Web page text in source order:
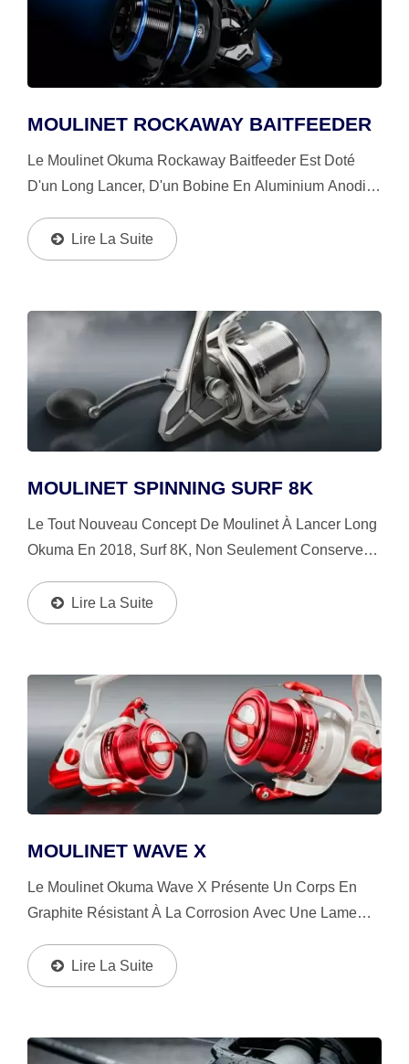
MOULINET ROCKAWAY BAITFEEDER
Le Moulinet Okuma Rockaway Baitfeeder Est Doté
D'un Long Lancer, D'un Bobine En Aluminium Anodisé
Déclenchement On/off, Et D'une Conception De
Poignée...
Lire La Suite
MOULINET SPINNING SURF 8K
Le Tout Nouveau Concept De Moulinet À Lancer Long
Okuma En 2018, Surf 8K, Non Seulement Conserve
Système De Frein De Rotor, Le Rotor Avec
Protections...
Lire La Suite
MOULINET WAVE X
Le Moulinet Okuma Wave X Présente Un Corps En
Graphite Résistant À La Corrosion Avec Une Lame
Augmente La Stabilité Et La Douceur Des
Engrenages.
Lire La Suite